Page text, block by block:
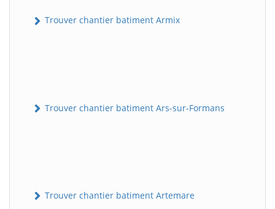
Trouver chantier batiment Armix
Trouver chantier batiment Ars-sur-Formans
Trouver chantier batiment Artemare